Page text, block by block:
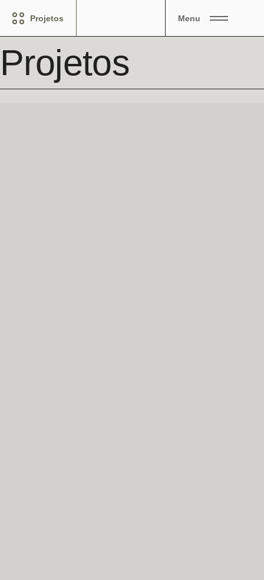
Projetos Menu
Projetos